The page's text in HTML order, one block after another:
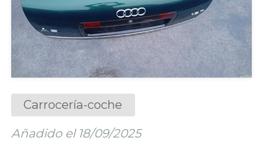
Carrocería-coche
Añadido el 18/09/2025